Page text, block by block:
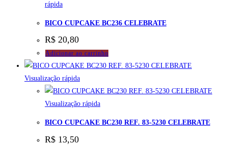
rápida
BICO CUPCAKE BC236 CELEBRATE
R$ 20,80
Adicionar ao carrinho
Visualização rápida
Visualização rápida
BICO CUPCAKE BC230 REF. 83-5230 CELEBRATE
R$ 13,50